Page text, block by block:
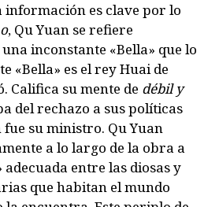
información es clave por lo
, Qu Yuan se refiere
inconstante «Bella» que lo
«Bella» es el rey Huai de
Califica su mente de débil y
del rechazo a sus políticas
su ministro. Qu Yuan
a lo largo de la obra a
entre las diosas y
que habitan el mundo